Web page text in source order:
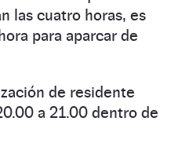
las cuatro horas, es
para aparcar de
de residente
a 21.00 dentro de